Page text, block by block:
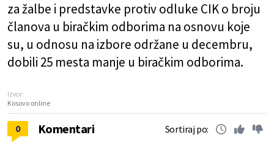
za žalbe i predstavke protiv odluke CIK o broju
članova u biračkim odborima na osnovu koje
su, u odnosu na izbore održane u decembru,
dobili 25 mesta manje u biračkim odborima.
Izvor:
Kosovo online
0 Komentari Sortiraj po: